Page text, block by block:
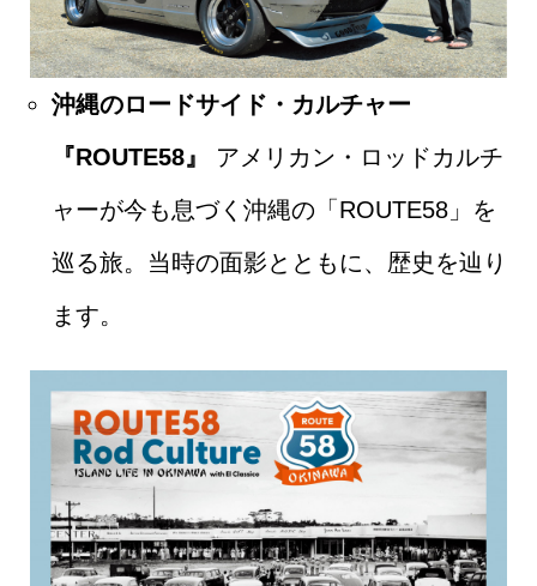
沖縄のロードサイド・カルチャー
『ROUTE58』
アメリカン・ロッドカルチ
ャーが今も息づく沖縄の「ROUTE58」を
巡る旅。当時の面影とともに、歴史を辿り
ます。